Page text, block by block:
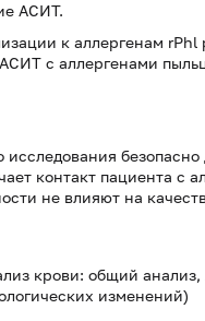
АСИТ.
к аллергенам
с аллергенами
исследования
контакт пациента с
не влияют на
крови: общий
изменений)